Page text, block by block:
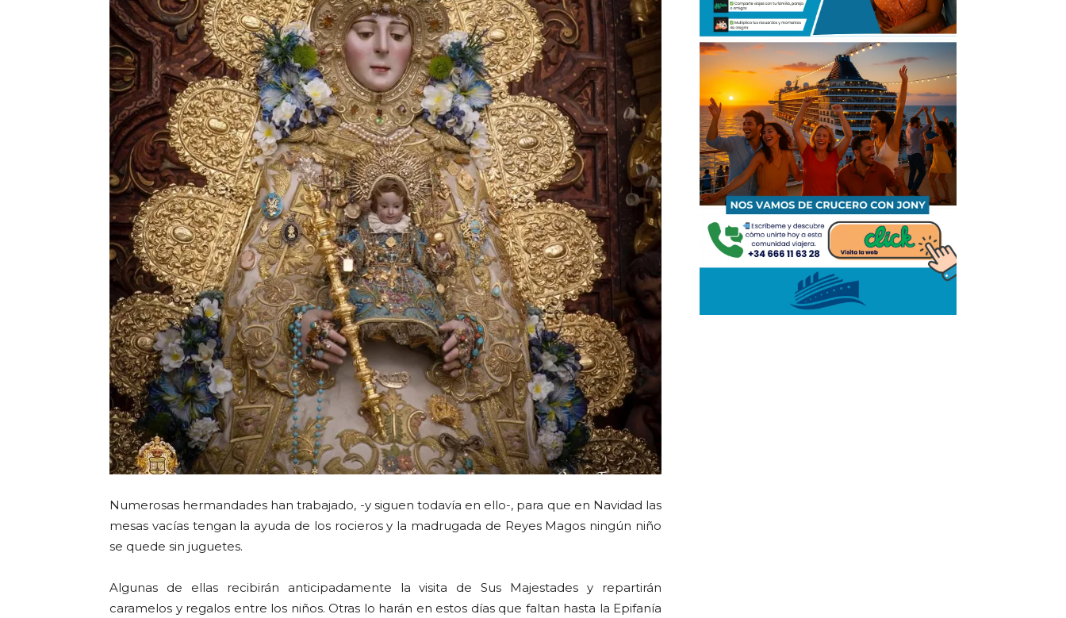
Numerosas hermandades han trabajado, -y siguen todavía en ello-, para que en Navidad las
mesas vacías tengan la ayuda de los rocieros y la madrugada de Reyes Magos ningún niño
se quede sin juguetes.
Algunas de ellas recibirán anticipadamente la visita de Sus Majestades y repartirán
caramelos y regalos entre los niños. Otras lo harán en estos días que faltan hasta la Epifanía